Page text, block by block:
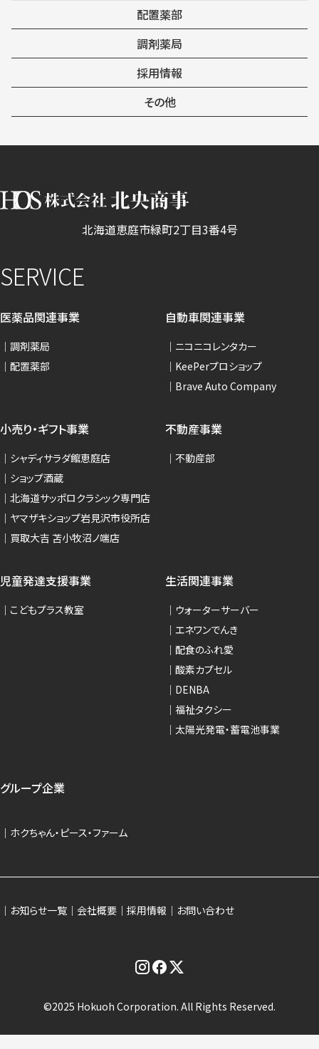
配置薬部
調剤薬局
採用情報
その他
北海道恵庭市緑町2丁目3番4号
©2025 Hokuoh Corporation. All Rights Reserved.
SERVICE
医薬品関連事業
調剤薬局
配置薬部
自動車関連事業
ニコニコレンタカー
KeePerプロショップ
Brave Auto Company
小売り・ギフト事業
シャディサラダ館恵庭店
ショップ酒蔵
北海道サッポロクラシック専門店
ヤマザキショップ岩見沢市役所店
買取大吉 苫小牧沼ノ端店
不動産事業
不動産部
児童発達支援事業
こどもプラス教室
生活関連事業
ウォーターサーバー
エネワンでんき
配食のふれ愛
酸素カプセル
DENBA
福祉タクシー
太陽光発電・蓄電池事業
グループ企業
ホクちゃん・ピース・ファーム
お知らせ一覧 会社概要 採用情報 お問い合わせ